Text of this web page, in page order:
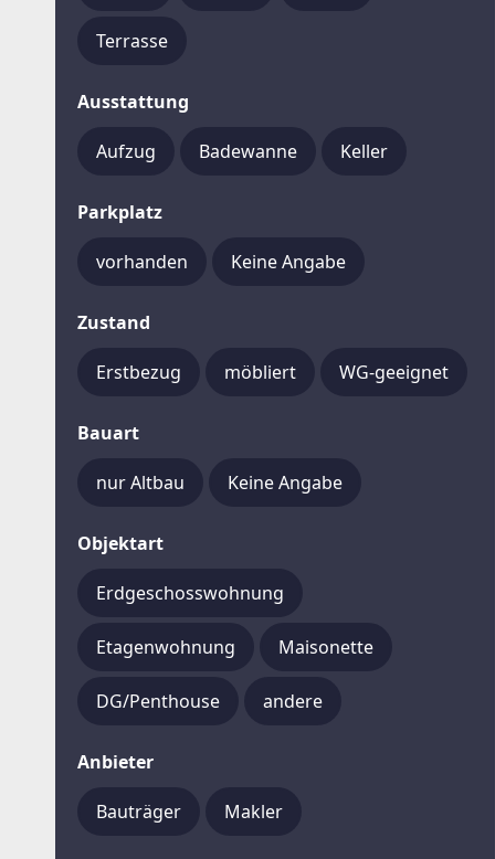
Terrasse
Ausstattung
Aufzug Badewanne Keller
Parkplatz
vorhanden Keine Angabe
Zustand
Erstbezug möbliert WG-geeignet
Bauart
nur Altbau Keine Angabe
Objektart
Erdgeschosswohnung
Etagenwohnung Maisonette
DG/Penthouse andere
Anbieter
Bauträger Makler